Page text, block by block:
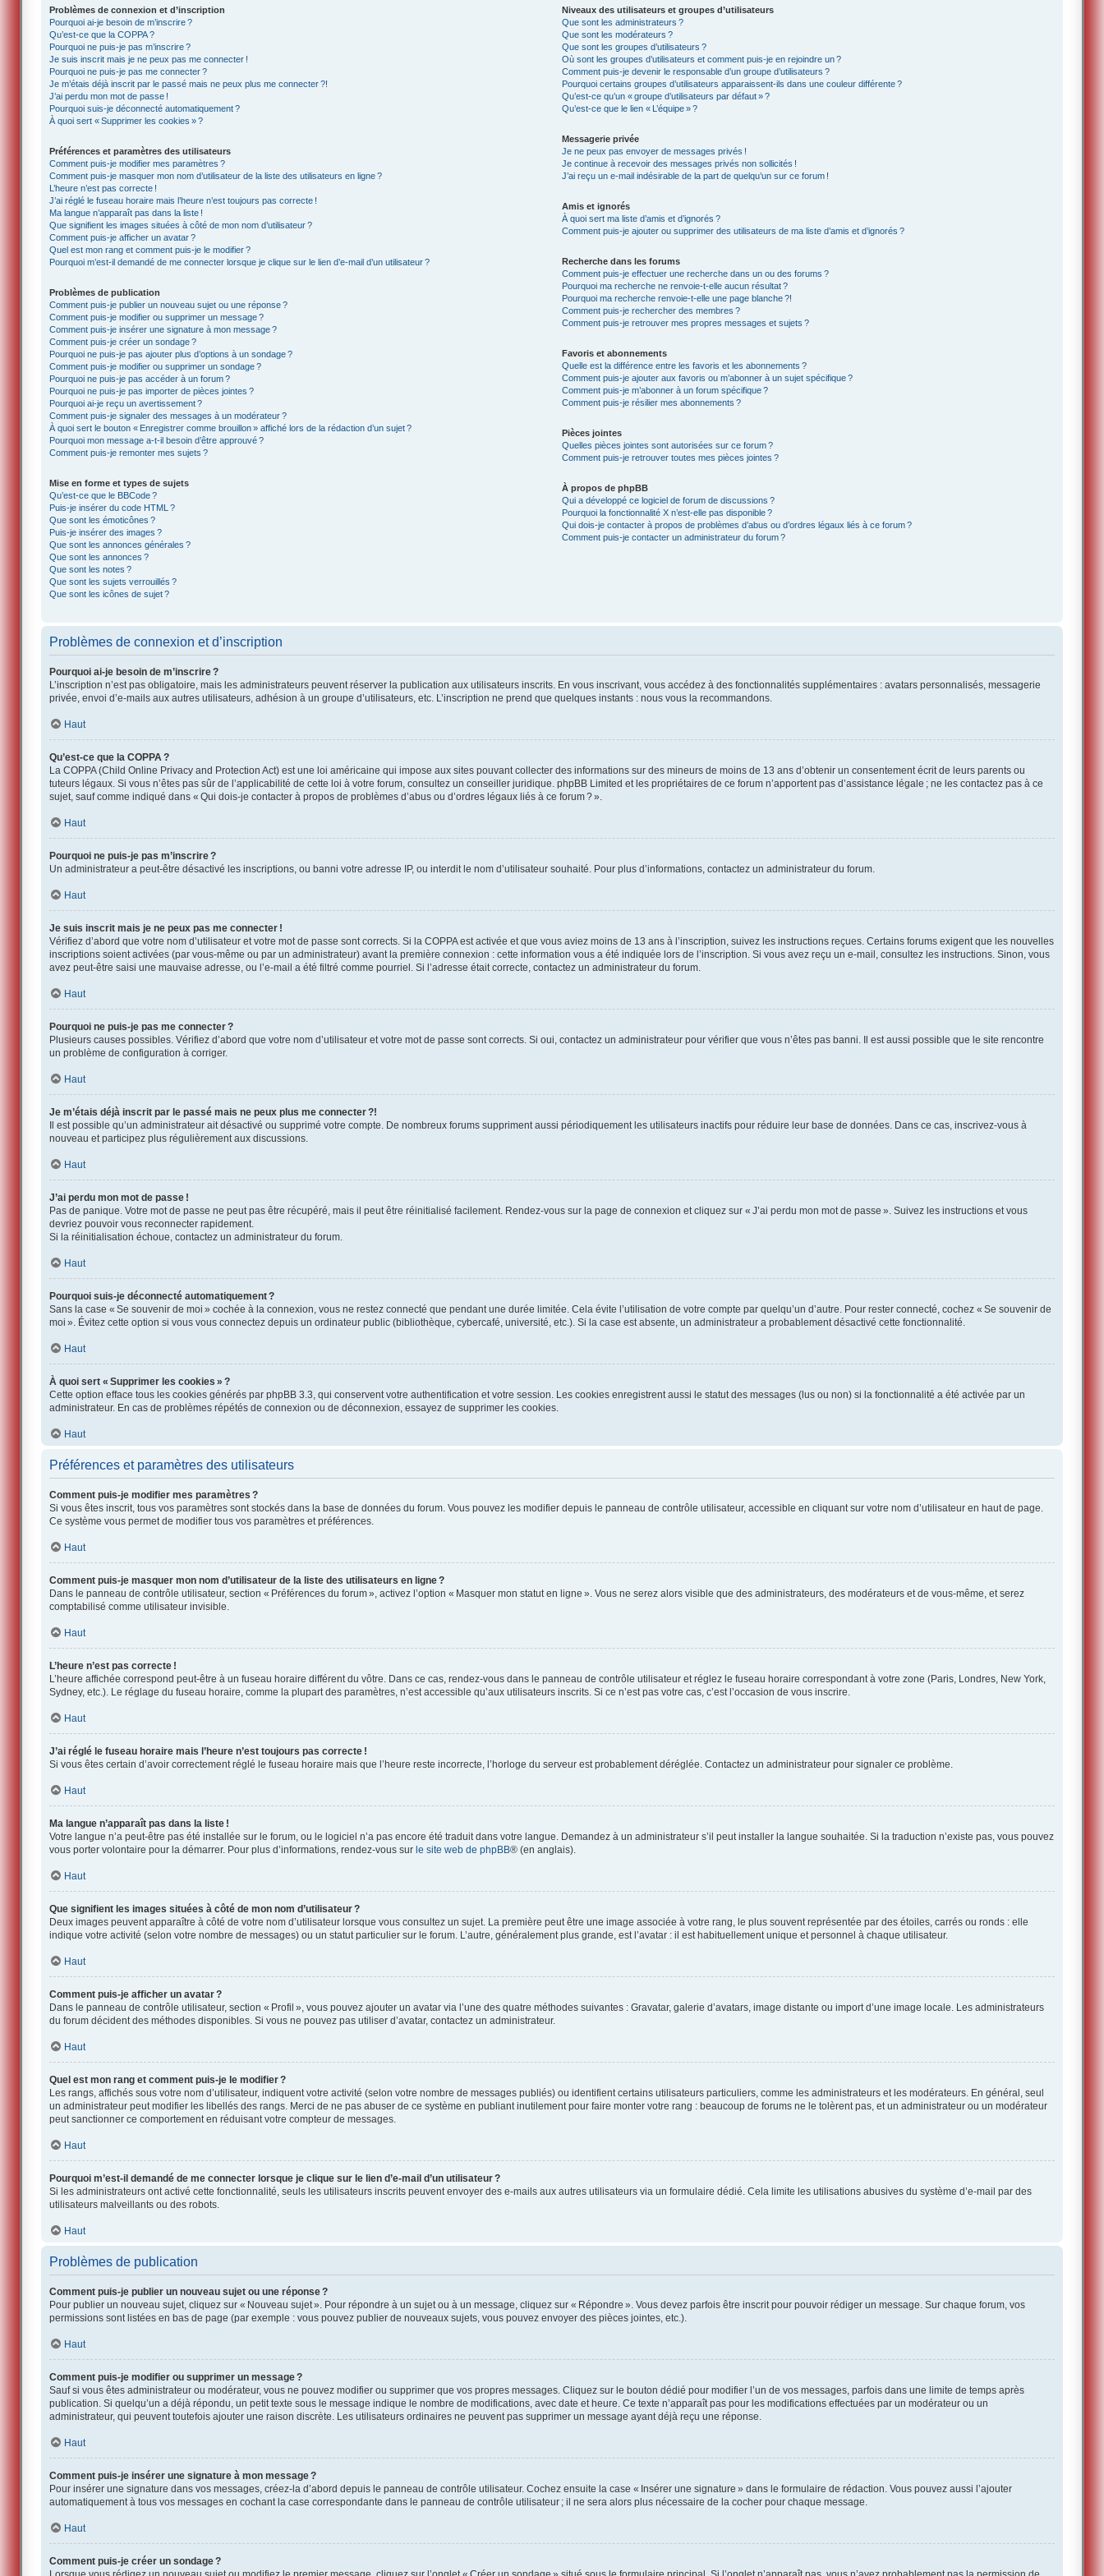
Problèmes de connexion et d’inscription
Pourquoi ai-je besoin de m’inscrire ?
Qu’est-ce que la COPPA ?
Pourquoi ne puis-je pas m’inscrire ?
Je suis inscrit mais je ne peux pas me connecter !
Pourquoi ne puis-je pas me connecter ?
Je m’étais déjà inscrit par le passé mais ne peux plus me connecter ?!
J’ai perdu mon mot de passe !
Pourquoi suis-je déconnecté automatiquement ?
À quoi sert « Supprimer les cookies » ?
Préférences et paramètres des utilisateurs
Comment puis-je modifier mes paramètres ?
Comment puis-je masquer mon nom d’utilisateur de la liste des utilisateurs en ligne ?
L’heure n’est pas correcte !
J’ai réglé le fuseau horaire mais l’heure n’est toujours pas correcte !
Ma langue n’apparaît pas dans la liste !
Que signifient les images situées à côté de mon nom d’utilisateur ?
Comment puis-je afficher un avatar ?
Quel est mon rang et comment puis-je le modifier ?
Pourquoi m’est-il demandé de me connecter lorsque je clique sur le lien d’e-mail d’un utilisateur ?
Problèmes de publication
Comment puis-je publier un nouveau sujet ou une réponse ?
Comment puis-je modifier ou supprimer un message ?
Comment puis-je insérer une signature à mon message ?
Comment puis-je créer un sondage ?
Pourquoi ne puis-je pas ajouter plus d’options à un sondage ?
Comment puis-je modifier ou supprimer un sondage ?
Pourquoi ne puis-je pas accéder à un forum ?
Pourquoi ne puis-je pas importer de pièces jointes ?
Pourquoi ai-je reçu un avertissement ?
Comment puis-je signaler des messages à un modérateur ?
À quoi sert le bouton « Enregistrer comme brouillon » affiché lors de la rédaction d’un sujet ?
Pourquoi mon message a-t-il besoin d’être approuvé ?
Comment puis-je remonter mes sujets ?
Mise en forme et types de sujets
Qu’est-ce que le BBCode ?
Puis-je insérer du code HTML ?
Que sont les émoticônes ?
Puis-je insérer des images ?
Que sont les annonces générales ?
Que sont les annonces ?
Que sont les notes ?
Que sont les sujets verrouillés ?
Que sont les icônes de sujet ?
Niveaux des utilisateurs et groupes d’utilisateurs
Que sont les administrateurs ?
Que sont les modérateurs ?
Que sont les groupes d’utilisateurs ?
Où sont les groupes d’utilisateurs et comment puis-je en rejoindre un ?
Comment puis-je devenir le responsable d’un groupe d’utilisateurs ?
Pourquoi certains groupes d’utilisateurs apparaissent-ils dans une couleur différente ?
Qu’est-ce qu’un « groupe d’utilisateurs par défaut » ?
Qu’est-ce que le lien « L’équipe » ?
Messagerie privée
Je ne peux pas envoyer de messages privés !
Je continue à recevoir des messages privés non sollicités !
J’ai reçu un e-mail indésirable de la part de quelqu’un sur ce forum !
Amis et ignorés
À quoi sert ma liste d’amis et d’ignorés ?
Comment puis-je ajouter ou supprimer des utilisateurs de ma liste d’amis et d’ignorés ?
Recherche dans les forums
Comment puis-je effectuer une recherche dans un ou des forums ?
Pourquoi ma recherche ne renvoie-t-elle aucun résultat ?
Pourquoi ma recherche renvoie-t-elle une page blanche ?!
Comment puis-je rechercher des membres ?
Comment puis-je retrouver mes propres messages et sujets ?
Favoris et abonnements
Quelle est la différence entre les favoris et les abonnements ?
Comment puis-je ajouter aux favoris ou m’abonner à un sujet spécifique ?
Comment puis-je m’abonner à un forum spécifique ?
Comment puis-je résilier mes abonnements ?
Pièces jointes
Quelles pièces jointes sont autorisées sur ce forum ?
Comment puis-je retrouver toutes mes pièces jointes ?
À propos de phpBB
Qui a développé ce logiciel de forum de discussions ?
Pourquoi la fonctionnalité X n’est-elle pas disponible ?
Qui dois-je contacter à propos de problèmes d’abus ou d’ordres légaux liés à ce forum ?
Comment puis-je contacter un administrateur du forum ?
Problèmes de connexion et d’inscription
Pourquoi ai-je besoin de m’inscrire ?
L’inscription n’est pas obligatoire, mais les administrateurs peuvent réserver la publication aux utilisateurs inscrits. En vous inscrivant, vous accédez à des fonctionnalités supplémentaires : avatars personnalisés, messagerie
privée, envoi d’e-mails aux autres utilisateurs, adhésion à un groupe d’utilisateurs, etc. L’inscription ne prend que quelques instants : nous vous la recommandons.
Haut
Qu’est-ce que la COPPA ?
La COPPA (Child Online Privacy and Protection Act) est une loi américaine qui impose aux sites pouvant collecter des informations sur des mineurs de moins de 13 ans d’obtenir un consentement écrit de leurs parents ou
tuteurs légaux. Si vous n’êtes pas sûr de l’applicabilité de cette loi à votre forum, consultez un conseiller juridique. phpBB Limited et les propriétaires de ce forum n’apportent pas d’assistance légale ; ne les contactez pas à ce
sujet, sauf comme indiqué dans « Qui dois-je contacter à propos de problèmes d’abus ou d’ordres légaux liés à ce forum ? ».
Haut
Pourquoi ne puis-je pas m’inscrire ?
Un administrateur a peut-être désactivé les inscriptions, ou banni votre adresse IP, ou interdit le nom d’utilisateur souhaité. Pour plus d’informations, contactez un administrateur du forum.
Haut
Je suis inscrit mais je ne peux pas me connecter !
Vérifiez d’abord que votre nom d’utilisateur et votre mot de passe sont corrects. Si la COPPA est activée et que vous aviez moins de 13 ans à l’inscription, suivez les instructions reçues. Certains forums exigent que les nouvelles
inscriptions soient activées (par vous-même ou par un administrateur) avant la première connexion : cette information vous a été indiquée lors de l’inscription. Si vous avez reçu un e-mail, consultez les instructions. Sinon, vous
avez peut-être saisi une mauvaise adresse, ou l’e-mail a été filtré comme pourriel. Si l’adresse était correcte, contactez un administrateur du forum.
Haut
Pourquoi ne puis-je pas me connecter ?
Plusieurs causes possibles. Vérifiez d’abord que votre nom d’utilisateur et votre mot de passe sont corrects. Si oui, contactez un administrateur pour vérifier que vous n’êtes pas banni. Il est aussi possible que le site rencontre
un problème de configuration à corriger.
Haut
Je m’étais déjà inscrit par le passé mais ne peux plus me connecter ?!
Il est possible qu’un administrateur ait désactivé ou supprimé votre compte. De nombreux forums suppriment aussi périodiquement les utilisateurs inactifs pour réduire leur base de données. Dans ce cas, inscrivez-vous à
nouveau et participez plus régulièrement aux discussions.
Haut
J’ai perdu mon mot de passe !
Pas de panique. Votre mot de passe ne peut pas être récupéré, mais il peut être réinitialisé facilement. Rendez-vous sur la page de connexion et cliquez sur « J’ai perdu mon mot de passe ». Suivez les instructions et vous
devriez pouvoir vous reconnecter rapidement.
Si la réinitialisation échoue, contactez un administrateur du forum.
Haut
Pourquoi suis-je déconnecté automatiquement ?
Sans la case « Se souvenir de moi » cochée à la connexion, vous ne restez connecté que pendant une durée limitée. Cela évite l’utilisation de votre compte par quelqu’un d’autre. Pour rester connecté, cochez « Se souvenir de
moi ». Évitez cette option si vous vous connectez depuis un ordinateur public (bibliothèque, cybercafé, université, etc.). Si la case est absente, un administrateur a probablement désactivé cette fonctionnalité.
Haut
À quoi sert « Supprimer les cookies » ?
Cette option efface tous les cookies générés par phpBB 3.3, qui conservent votre authentification et votre session. Les cookies enregistrent aussi le statut des messages (lus ou non) si la fonctionnalité a été activée par un
administrateur. En cas de problèmes répétés de connexion ou de déconnexion, essayez de supprimer les cookies.
Haut
Préférences et paramètres des utilisateurs
Comment puis-je modifier mes paramètres ?
Si vous êtes inscrit, tous vos paramètres sont stockés dans la base de données du forum. Vous pouvez les modifier depuis le panneau de contrôle utilisateur, accessible en cliquant sur votre nom d’utilisateur en haut de page.
Ce système vous permet de modifier tous vos paramètres et préférences.
Haut
Comment puis-je masquer mon nom d’utilisateur de la liste des utilisateurs en ligne ?
Dans le panneau de contrôle utilisateur, section « Préférences du forum », activez l’option « Masquer mon statut en ligne ». Vous ne serez alors visible que des administrateurs, des modérateurs et de vous-même, et serez
comptabilisé comme utilisateur invisible.
Haut
L’heure n’est pas correcte !
L’heure affichée correspond peut-être à un fuseau horaire différent du vôtre. Dans ce cas, rendez-vous dans le panneau de contrôle utilisateur et réglez le fuseau horaire correspondant à votre zone (Paris, Londres, New York,
Sydney, etc.). Le réglage du fuseau horaire, comme la plupart des paramètres, n’est accessible qu’aux utilisateurs inscrits. Si ce n’est pas votre cas, c’est l’occasion de vous inscrire.
Haut
J’ai réglé le fuseau horaire mais l’heure n’est toujours pas correcte !
Si vous êtes certain d’avoir correctement réglé le fuseau horaire mais que l’heure reste incorrecte, l’horloge du serveur est probablement déréglée. Contactez un administrateur pour signaler ce problème.
Haut
Ma langue n’apparaît pas dans la liste !
Votre langue n’a peut-être pas été installée sur le forum, ou le logiciel n’a pas encore été traduit dans votre langue. Demandez à un administrateur s’il peut installer la langue souhaitée. Si la traduction n’existe pas, vous pouvez
vous porter volontaire pour la démarrer. Pour plus d’informations, rendez-vous sur le site web de phpBB® (en anglais).
Haut
Que signifient les images situées à côté de mon nom d’utilisateur ?
Deux images peuvent apparaître à côté de votre nom d’utilisateur lorsque vous consultez un sujet. La première peut être une image associée à votre rang, le plus souvent représentée par des étoiles, carrés ou ronds : elle
indique votre activité (selon votre nombre de messages) ou un statut particulier sur le forum. L’autre, généralement plus grande, est l’avatar : il est habituellement unique et personnel à chaque utilisateur.
Haut
Comment puis-je afficher un avatar ?
Dans le panneau de contrôle utilisateur, section « Profil », vous pouvez ajouter un avatar via l’une des quatre méthodes suivantes : Gravatar, galerie d’avatars, image distante ou import d’une image locale. Les administrateurs
du forum décident des méthodes disponibles. Si vous ne pouvez pas utiliser d’avatar, contactez un administrateur.
Haut
Quel est mon rang et comment puis-je le modifier ?
Les rangs, affichés sous votre nom d’utilisateur, indiquent votre activité (selon votre nombre de messages publiés) ou identifient certains utilisateurs particuliers, comme les administrateurs et les modérateurs. En général, seul
un administrateur peut modifier les libellés des rangs. Merci de ne pas abuser de ce système en publiant inutilement pour faire monter votre rang : beaucoup de forums ne le tolèrent pas, et un administrateur ou un modérateur
peut sanctionner ce comportement en réduisant votre compteur de messages.
Haut
Pourquoi m’est-il demandé de me connecter lorsque je clique sur le lien d’e-mail d’un utilisateur ?
Si les administrateurs ont activé cette fonctionnalité, seuls les utilisateurs inscrits peuvent envoyer des e-mails aux autres utilisateurs via un formulaire dédié. Cela limite les utilisations abusives du système d’e-mail par des
utilisateurs malveillants ou des robots.
Haut
Problèmes de publication
Comment puis-je publier un nouveau sujet ou une réponse ?
Pour publier un nouveau sujet, cliquez sur « Nouveau sujet ». Pour répondre à un sujet ou à un message, cliquez sur « Répondre ». Vous devez parfois être inscrit pour pouvoir rédiger un message. Sur chaque forum, vos
permissions sont listées en bas de page (par exemple : vous pouvez publier de nouveaux sujets, vous pouvez envoyer des pièces jointes, etc.).
Haut
Comment puis-je modifier ou supprimer un message ?
Sauf si vous êtes administrateur ou modérateur, vous ne pouvez modifier ou supprimer que vos propres messages. Cliquez sur le bouton dédié pour modifier l’un de vos messages, parfois dans une limite de temps après
publication. Si quelqu’un a déjà répondu, un petit texte sous le message indique le nombre de modifications, avec date et heure. Ce texte n’apparaît pas pour les modifications effectuées par un modérateur ou un
administrateur, qui peuvent toutefois ajouter une raison discrète. Les utilisateurs ordinaires ne peuvent pas supprimer un message ayant déjà reçu une réponse.
Haut
Comment puis-je insérer une signature à mon message ?
Pour insérer une signature dans vos messages, créez-la d’abord depuis le panneau de contrôle utilisateur. Cochez ensuite la case « Insérer une signature » dans le formulaire de rédaction. Vous pouvez aussi l’ajouter
automatiquement à tous vos messages en cochant la case correspondante dans le panneau de contrôle utilisateur ; il ne sera alors plus nécessaire de la cocher pour chaque message.
Haut
Comment puis-je créer un sondage ?